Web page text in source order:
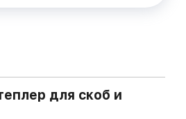
для скоб и